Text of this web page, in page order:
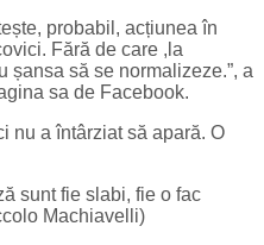
probabil, acțiunea în
Fără de care ,la
șansa să se normalizeze.”, a
sa de Facebook.
nu a întârziat să apară. O
sunt fie slabi, fie o fac
Machiavelli)